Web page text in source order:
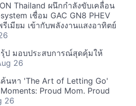
Thailand ผนึกกำลังขับเคลื่อน
เชื่อม GAC GN8 PHEV
เมียม เข้ากับพลังงานแสงอาทิตย์
รุ้ป มอบประสบการณ์สุดคุ้มให้
26
นหา 'The Art of Letting Go'
Proud Mom. Proud
26